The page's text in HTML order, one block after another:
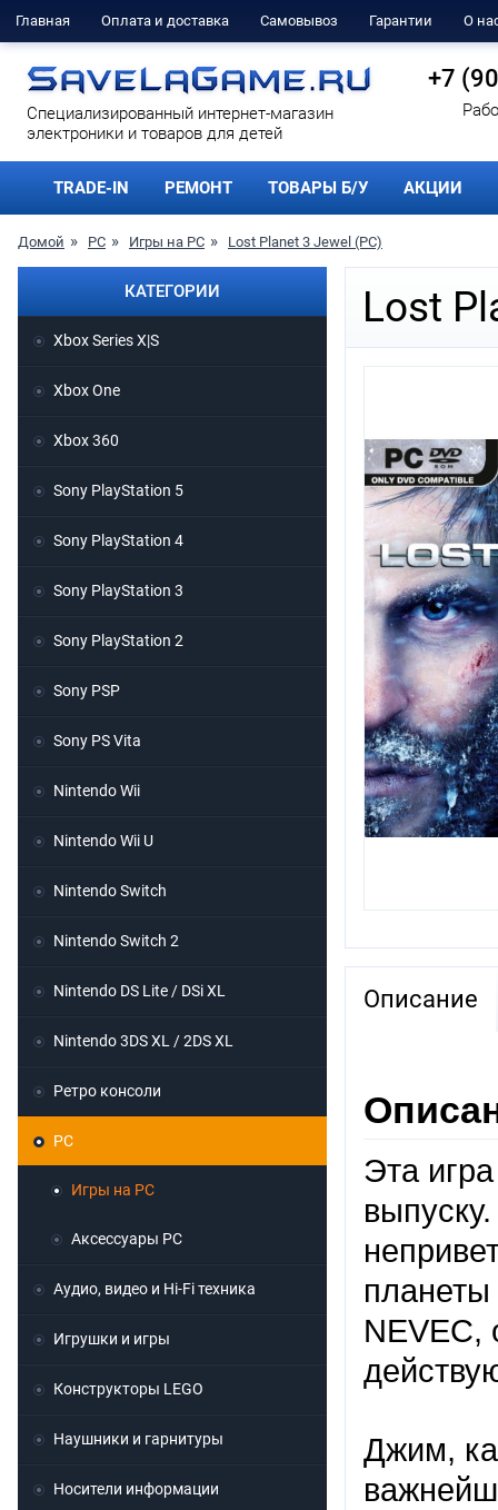
Главная Оплата и доставка Самовывоз Гарантии О
Cпециализированный интернет-магазин
электроники и товаров для детей
+7
TRADE-IN РЕМОНТ ТОВАРЫ Б/У АКЦИИ
Домой PC Игры на PC Lost Planet 3 Jewel (PC)
Lost
Описание
Эта
NEVEC,
Джим,
КАТЕГОРИИ
Xbox Series X|S
Xbox One
Xbox 360
Sony PlayStation 5
Sony PlayStation 4
Sony PlayStation 3
Sony PlayStation 2
Sony PSP
Sony PS Vita
Nintendo Wii
Nintendo Wii U
Nintendo Switch
Nintendo Switch 2
Nintendo DS Lite / DSi XL
Nintendo 3DS XL / 2DS XL
Ретро консоли
PC
Игры на PC
Аксессуары PC
Аудио, видео и Hi-Fi техника
Игрушки и игры
Конструкторы LEGO
Наушники и гарнитуры
Носители информации